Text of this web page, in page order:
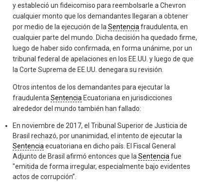
y estableció un fideicomiso para reembolsarle a Chevron
cualquier monto que los demandantes llegaran a obtener
por medio de la ejecución de laSentencia fraudulenta, en
cualquier parte del mundo. Dicha decisión ha quedado firme,
luego de haber sido confirmada, en forma unánime, por un
tribunal federal de apelaciones en los EE.UU. y luego de que
la Corte Suprema de EE.UU. denegara su revisión.
Otros intentos de los demandantes para ejecutar la
fraudulentaSentencia Ecuatoriana en jurisdicciones
alrededor del mundo también han fallado:
En noviembre de 2017, el Tribunal Superior de Justicia de
Brasil rechazó, por unanimidad, el intento de ejecutar la
Sentencia ecuatoriana en dicho país. El Fiscal General
Adjunto de Brasil afirmó entonces que laSentencia fue
"emitida de forma irregular, especialmente bajo evidentes
actos de corrupción”.